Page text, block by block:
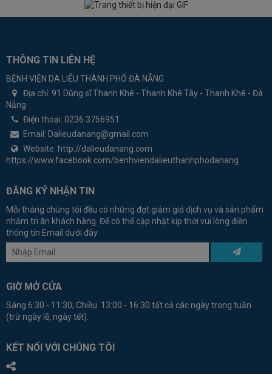
THÔNG TIN LIÊN HỆ
BỆNH VIỆN DA LIỄU THÀNH PHỐ ĐÀ NẴNG
Địa chỉ: 91 Dũng sĩ Thanh Khê - Thanh Khê Tây - Thanh Khê - Đà
Nẵng
Điện thoại: 0236.3756951
Email: Dalieudanang@gmail.com
Website: http://dalieudanang.com
https://www.facebook.com/benhviendalieuthanhphodanang
ĐĂNG KÝ NHẬN TIN
Mỗi tháng chúng tôi đều có những đợt giảm giá dịch vụ và sản phẩm
nhằm tri ân khách hàng. Để có thể cập nhật kịp thời vui lòng điền
thông tin Email dưới đây
GIỜ MỞ CỬA
Sáng 6:30 - 11:30; Chiều 13:00 - 16:30 tất cả các ngày trong tuần
(trừ ngày lễ, ngày tết).
KẾT NỐI VỚI CHÚNG TÔI